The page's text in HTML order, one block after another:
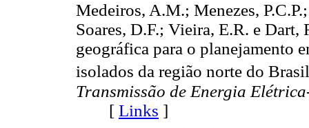
Medeiros, A.M.; Menezes,
Soares, D.F.; Vieira, E.R. e
geográfica para o planejamento
isolados da região norte do
Transmissão de Energia
[ Links ]